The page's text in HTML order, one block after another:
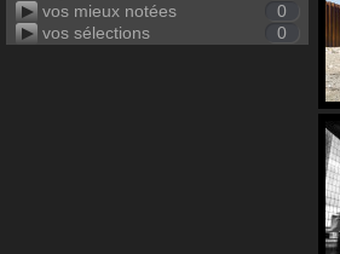
vos mieux notées
0
vos sélections
0